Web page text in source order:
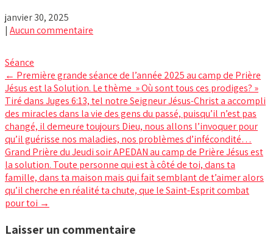
janvier 30, 2025
| Aucun commentaire
Séance
Post
navigation
← Première grande séance de l’année 2025 au camp de Prière
Jésus est la Solution. Le thème » Où sont tous ces prodiges? »
Tiré dans Juges 6:13, tel notre Seigneur Jésus-Christ a accompli
des miracles dans la vie des gens du passé, puisqu’il n’est pas
changé, il demeure toujours Dieu, nous allons l’invoquer pour
qu’il guérisse nos maladies, nos problèmes d’infécondité…
Grand Prière du Jeudi soir APEDAN au camp de Prière Jésus est
la solution. Toute personne qui est à côté de toi, dans ta
famille, dans ta maison mais qui fait semblant de t’aimer alors
qu’il cherche en réalité ta chute, que le Saint-Esprit combat
pour toi →
Laisser un commentaire